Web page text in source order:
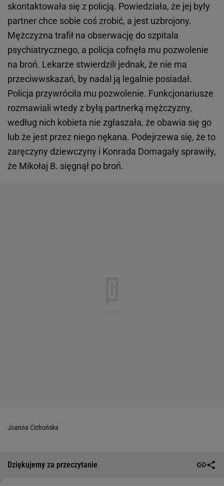
skontaktowała się z policją. Powiedziała, że jej były
partner chce sobie coś zrobić, a jest uzbrojony.
Mężczyzna trafił na obserwację do szpitala
psychiatrycznego, a policja cofnęła mu pozwolenie
na broń. Lekarze stwierdzili jednak, że nie ma
przeciwwskazań, by nadal ją legalnie posiadał.
Policja przywróciła mu pozwolenie. Funkcjonariusze
rozmawiali wtedy z byłą partnerką mężczyzny,
według nich kobieta nie zgłaszała, że obawia się go
lub że jest przez niego nękana. Podejrzewa się, że to
zaręczyny dziewczyny i Konrada Domagały sprawiły,
że Mikołaj B. sięgnął po broń.
Joanna Cichońska
Dziękujemy za przeczytanie